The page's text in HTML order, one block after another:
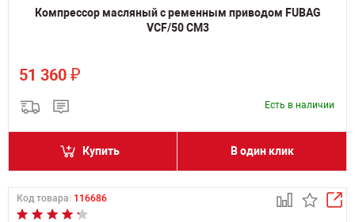
Компрессор масляный с ременным приводом FUBAG
VCF/50 СM3
51 360 ₽
Есть в наличии
Купить В один клик
Код товара: 116686